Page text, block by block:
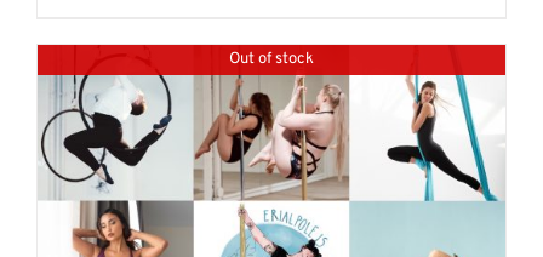
Out of stock